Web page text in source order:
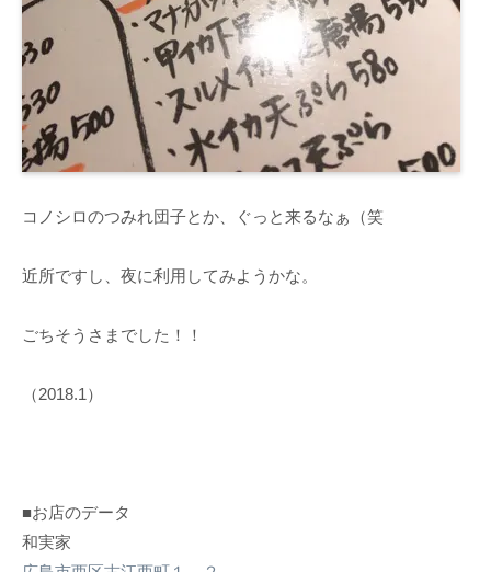
コノシロのつみれ団子とか、ぐっと来るなぁ（笑
近所ですし、夜に利用してみようかな。
ごちそうさまでした！！
（2018.1）
■お店のデータ
和実家